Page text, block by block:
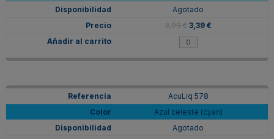
Agotado
3,99 € 3,39 €
AcuLiq 578
Azul celeste (cyan)
Agotado